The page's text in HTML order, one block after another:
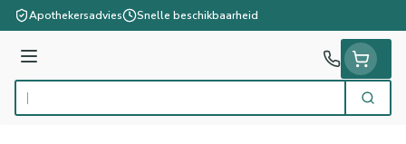
Ga naar de inhoud
Apothekersadvies Snelle beschikbaarheid
Menu
Product, merk, categorie... Zoek